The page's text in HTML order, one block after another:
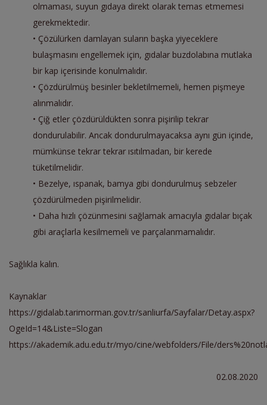
olmaması, suyun gıdaya direkt olarak temas etmemesi
gerekmektedir.
• Çözülürken damlayan suların başka yiyeceklere
bulaşmasını engellemek için, gıdalar buzdolabına mutlaka
bir kap içerisinde konulmalıdır.
• Çözdürülmüş besinler bekletilmemeli, hemen pişmeye
alınmalıdır.
• Çiğ etler çözdürüldükten sonra pişirilip tekrar
dondurulabilir. Ancak dondurulmayacaksa aynı gün içinde,
mümkünse tekrar tekrar ısıtılmadan, bir kerede
tüketilmelidir.
• Bezelye, ıspanak, bamya gibi dondurulmuş sebzeler
çözdürülmeden pişirilmelidir.
• Daha hızlı çözünmesini sağlamak amacıyla gıdalar bıçak
gibi araçlarla kesilmemeli ve parçalanmamalıdır.
Sağlıkla kalın.
Kaynaklar
https://gidalab.tarimorman.gov.tr/sanliurfa/Sayfalar/Detay.aspx?
OgeId=14&Liste=Slogan
https://akademik.adu.edu.tr/myo/cine/webfolders/File/
02.08.2020